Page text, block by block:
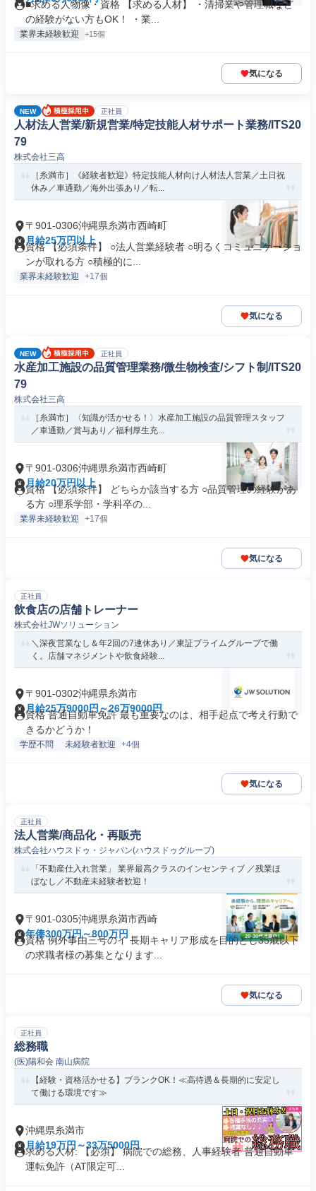
■求める人物像・資格 【求める人材】 ・清掃業や管理職など
の経験がない方もOK！ ・業...
業界未経験歓迎 +15個
気になる
NEW 正社員
人材法人営業/新規営業/特定技能人材サポート業務/ITS20
79
株式会社三高
［糸満市］《経験者歓迎》特定技能人材向け人材法人営業／土日祝
休み／車通勤／海外出張あり／転...
〒901-0306沖縄県糸満市西崎町
月給25万円以上
資格 【必須条件】 ○法人営業経験者 ○明るくコミュニケーショ
ンが取れる方 ○積極的に...
業界未経験歓迎 +17個
気になる
NEW 正社員
水産加工施設の品質管理業務/微生物検査/シフト制/ITS20
79
株式会社三高
［糸満市］〈知識が活かせる！〉水産加工施設の品質管理スタッフ
／車通勤／賞与あり／福利厚生充...
〒901-0306沖縄県糸満市西崎町
月給20万円以上
資格 【必須条件】 どちらか該当する方 ○品質管理の経験があ
る方 ○理系学部・学科卒の...
業界未経験歓迎 +17個
気になる
正社員
飲食店の店舗トレーナー
株式会社JWソリューション
＼深夜営業なし＆年2回の7連休あり／東証プライムグループで働
く。店舗マネジメントや飲食経験...
〒901-0302沖縄県糸満市
月給25万9000円～26万9000円
資格 普通自動車免許 最も重要なのは、相手起点で考え行動で
きるかどうか！
学歴不問 未経験者歓迎 +4個
気になる
正社員
法人営業/商品化・再販売
株式会社ハウスドゥ・ジャパン(ハウスドゥグループ)
「不動産仕入れ営業」 業界最高クラスのインセンティブ ／残業ほ
ぼなし／不動産未経験者歓迎！
〒901-0305沖縄県糸満市西崎
年俸300万円～800万円
資格 例外事由三号のイ 長期キャリア形成を目的とし35歳以下
の求職者様の募集となります...
気になる
正社員
総務職
(医)陽和会 南山病院
【経験・資格活かせる】ブランクOK！≪高待遇＆長期的に安定し
て働ける環境です≫
沖縄県糸満市
月給19万円～33万5000円
求める人材: 【必須】 病院での総務、人事経験者 普通自動車
運転免許（AT限定可...